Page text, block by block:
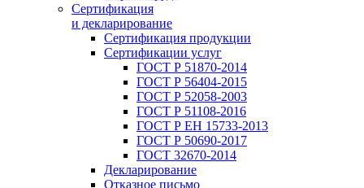
Сертификация
и декларирование
Сертификация продукции
Сертификации услуг
ГОСТ Р 51870-2014
ГОСТ Р 56404-2015
ГОСТ Р 52058-2003
ГОСТ Р 51108-2016
ГОСТ Р ЕН 15733-2013
ГОСТ Р 50690-2017
ГОСТ 32670-2014
Декларирование
Отказное письмо